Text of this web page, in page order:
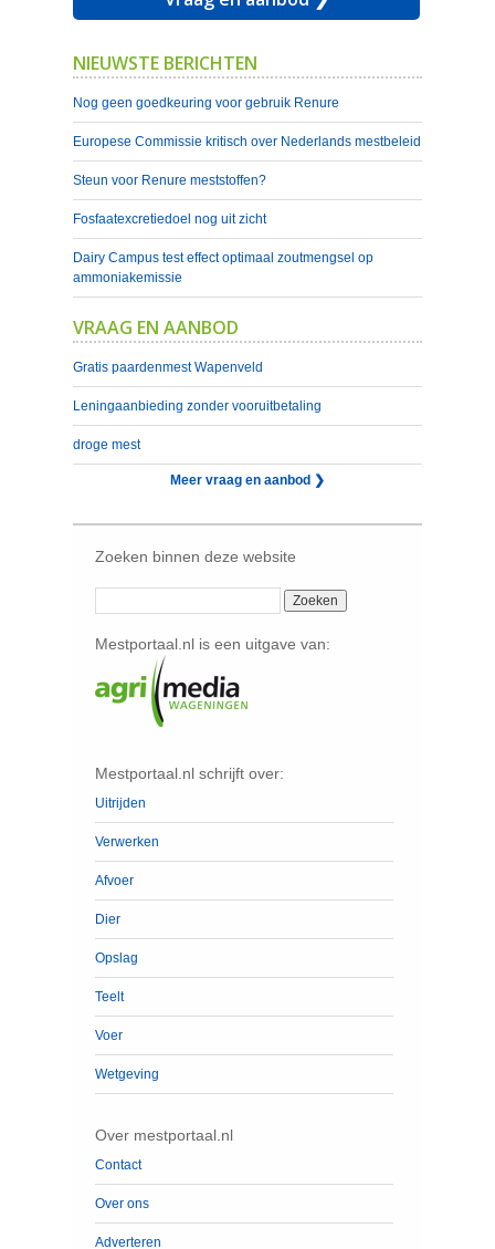
NIEUWSTE BERICHTEN
Nog geen goedkeuring voor gebruik Renure
Europese Commissie kritisch over Nederlands mestbeleid
Steun voor Renure meststoffen?
Fosfaatexcretiedoel nog uit zicht
Dairy Campus test effect optimaal zoutmengsel op
ammoniakemissie
VRAAG EN AANBOD
Gratis paardenmest Wapenveld
Leningaanbieding zonder vooruitbetaling
droge mest
Meer vraag en aanbod ❯
Zoeken binnen deze website
Mestportaal.nl is een uitgave van:
Mestportaal.nl schrijft over:
Uitrijden
Verwerken
Afvoer
Dier
Opslag
Teelt
Voer
Wetgeving
Over mestportaal.nl
Contact
Over ons
Adverteren